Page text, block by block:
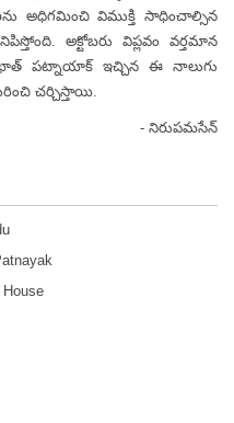
అధిగమించి విముక్తి సాధించాల్సిన
అక్టోబరు విప్లవం వర్తమాన
పట్నాయాక్ ఇచ్చిన ఈ నాలుగు
చర్చిస్తాయి.
- నిరుపమసేన్